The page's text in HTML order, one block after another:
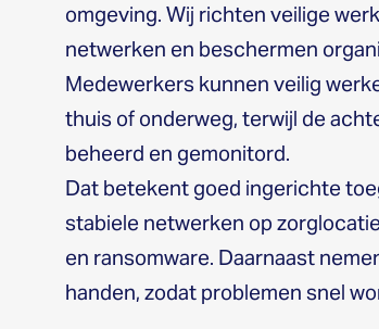
omgeving. Wij richten veilige
netwerken en beschermen
Medewerkers kunnen veilig
thuis of onderweg, terwijl de
beheerd en gemonitord.
Dat betekent goed ingerichte
stabiele netwerken op
en ransomware. Daarnaast
handen, zodat problemen snel